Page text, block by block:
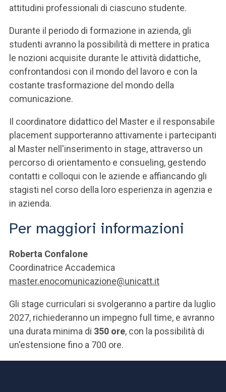
attitudini professionali di ciascuno studente.
Durante il periodo di formazione in azienda, gli
studenti avranno la possibilità di mettere in pratica
le nozioni acquisite durante le attività didattiche,
confrontandosi con il mondo del lavoro e con la
costante trasformazione del mondo della
comunicazione.
Il coordinatore didattico del Master e il responsabile
placement supporteranno attivamente i partecipanti
al Master nell'inserimento in stage, attraverso un
percorso di orientamento e consueling, gestendo
contatti e colloqui con le aziende e affiancando gli
stagisti nel corso della loro esperienza in agenzia e
in azienda.
Per maggiori informazioni
Roberta Confalone
Coordinatrice Accademica
master.enocomunicazione@unicatt.it
Gli stage curriculari si svolgeranno a partire da luglio
2027, richiederanno un impegno full time, e avranno
una durata minima di 350 ore, con la possibilità di
un'estensione fino a 700 ore.